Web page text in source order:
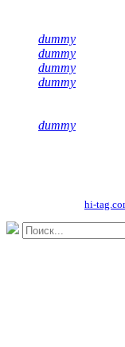
dummy
dummy
dummy
dummy
dummy
hi-